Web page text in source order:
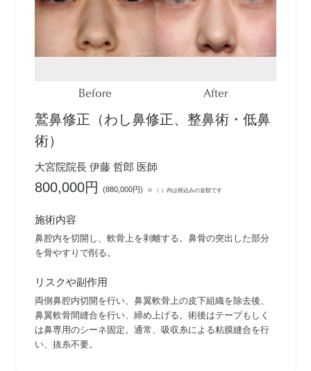
Before After
鷲鼻修正（わし鼻修正、整鼻術・低鼻
術）
大宮院院長 伊藤 哲郎 医師
800,000円(880,000円) ※ （ ）内は税込みの金額です
施術内容
鼻腔内を切開し、軟骨上を剥離する。鼻骨の突出した部分
を骨やすりで削る。
リスクや副作用
両側鼻腔内切開を行い、鼻翼軟骨上の皮下組織を除去後、
鼻翼軟骨間縫合を行い、締め上げる。術後はテープもしく
は鼻専用のシーネ固定。通常、吸収糸による粘膜縫合を行
い、抜糸不要。